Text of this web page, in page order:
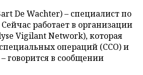
De Wachter) – специалист по
работает в организации
Vigilant Network), которая
операций (ССО) и
говорится в сообщении